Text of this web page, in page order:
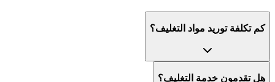
كم تكلفة توريد مواد التغليف؟
هل تقدمون خدمة التغليف؟